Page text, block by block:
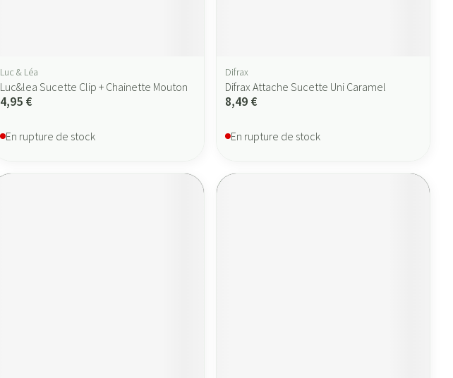
Luc & Léa
Luc&lea Sucette Clip + Chainette Mouton
4,95 €
En rupture de stock
Difrax
Difrax Attache Sucette Uni Caramel
8,49 €
En rupture de stock